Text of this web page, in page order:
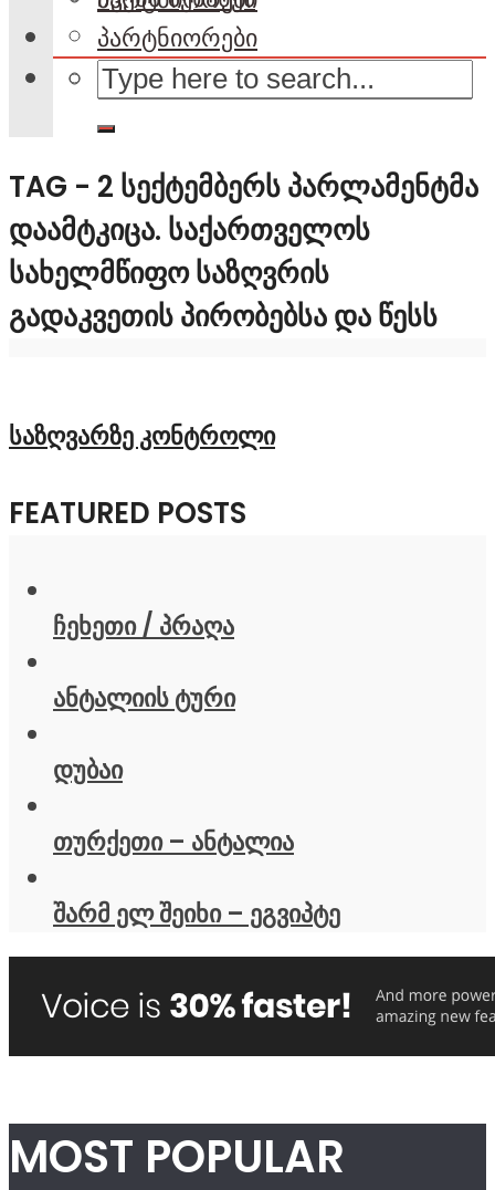
პარტნიორები
TAG - 2 ᲡᲔᲥᲢᲔᲛᲑᲔᲠᲡ ᲞᲐᲠᲚᲐᲛᲔᲜᲢᲛᲐ
ᲓᲐᲐᲛᲢᲙᲘᲪᲐ. ᲡᲐᲥᲐᲠᲗᲕᲔᲚᲝᲡ
ᲡᲐᲮᲔᲚᲛᲬᲘᲤᲝ ᲡᲐᲖᲦᲕᲠᲘᲡ
ᲒᲐᲓᲐᲙᲕᲔᲗᲘᲡ ᲞᲘᲠᲝᲑᲔᲑᲡᲐ ᲓᲐ ᲬᲔᲡᲡ
საზღვარზე კონტროლი
FEATURED POSTS
ჩეხეთი / პრაღა
ანტალიის ტური
დუბაი
თურქეთი – ანტალია
შარმ ელ შეიხი – ეგვიპტე
MOST POPULAR